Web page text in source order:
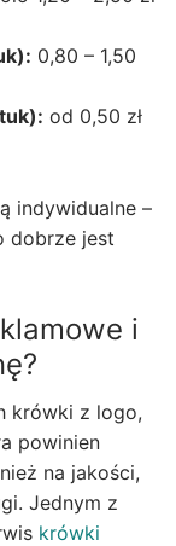
0,80 – 1,50
od 0,50 zł
indywidualne –
dobrze jest
i
krówki z logo,
powinien
na jakości,
Jednym z
krówki